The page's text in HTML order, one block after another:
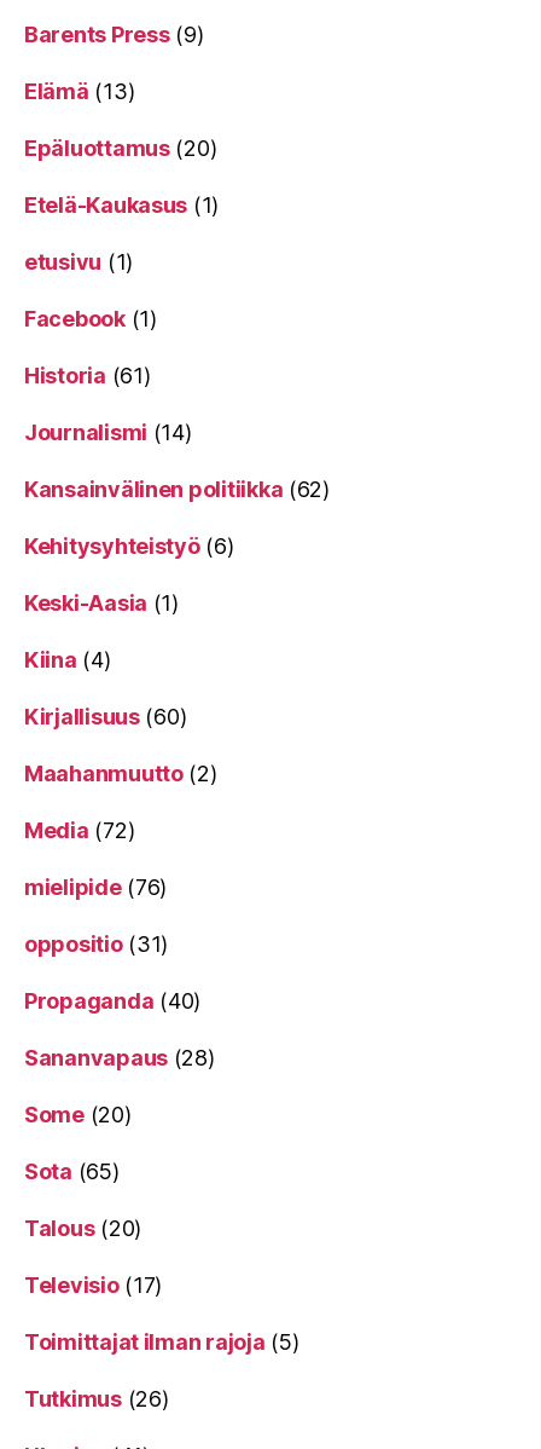
Barents Press(9)
Elämä (13)
Epäluottamus(20)
Etelä-Kaukasus (1)
etusivu (1)
Facebook(1)
Historia (61)
Journalismi (14)
Kansainvälinen politiikka (62)
Kehitysyhteistyö(6)
Keski-Aasia (1)
Kiina (4)
Kirjallisuus(60)
Maahanmuutto(2)
Media (72)
mielipide(76)
oppositio(31)
Propaganda (40)
Sananvapaus (28)
Some(20)
Sota (65)
Talous(20)
Televisio(17)
Toimittajat ilman rajoja (5)
Tutkimus(26)